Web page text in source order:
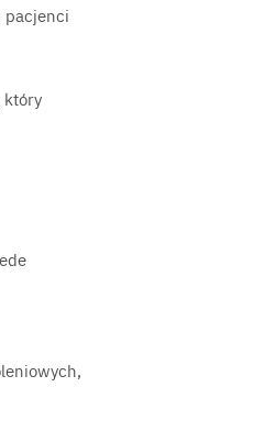
pacjenci
który